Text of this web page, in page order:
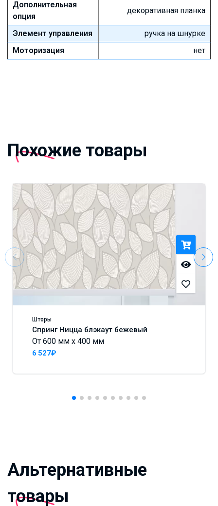
Дополнительная
опция
декоративная планка
Элемент управления
ручка на шнурке
Моторизация
нет
Похожие товары
Шторы
Спринг Ницца блэкаут бежевый
От 600 мм x 400 мм
6 527₽
Альтернативные
товары